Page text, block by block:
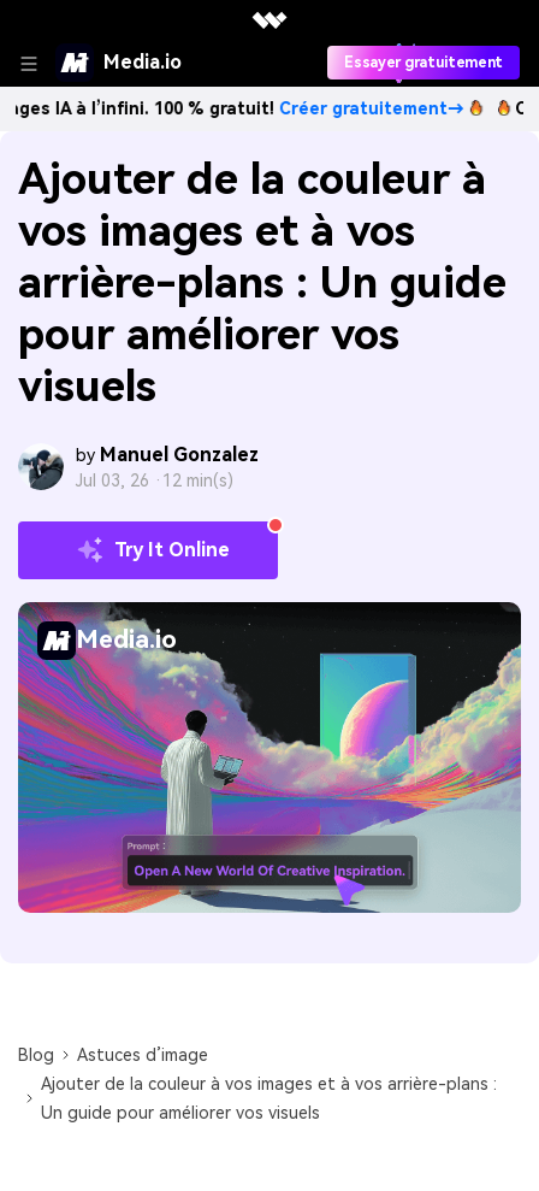
Media.io Essayer gratuitement
l’infini. 100 % gratuit!Créer gratuitement→ Créez des
Ajouter de la couleur à
vos images et à vos
arrière-plans : Un guide
pour améliorer vos
visuels
by Manuel Gonzalez
Jul 03, 26 · 12 min(s)
Try It Online
Media.io
Blog
Astuces d’image
Ajouter de la couleur à vos images et à vos arrière-plans :
Un guide pour améliorer vos visuels